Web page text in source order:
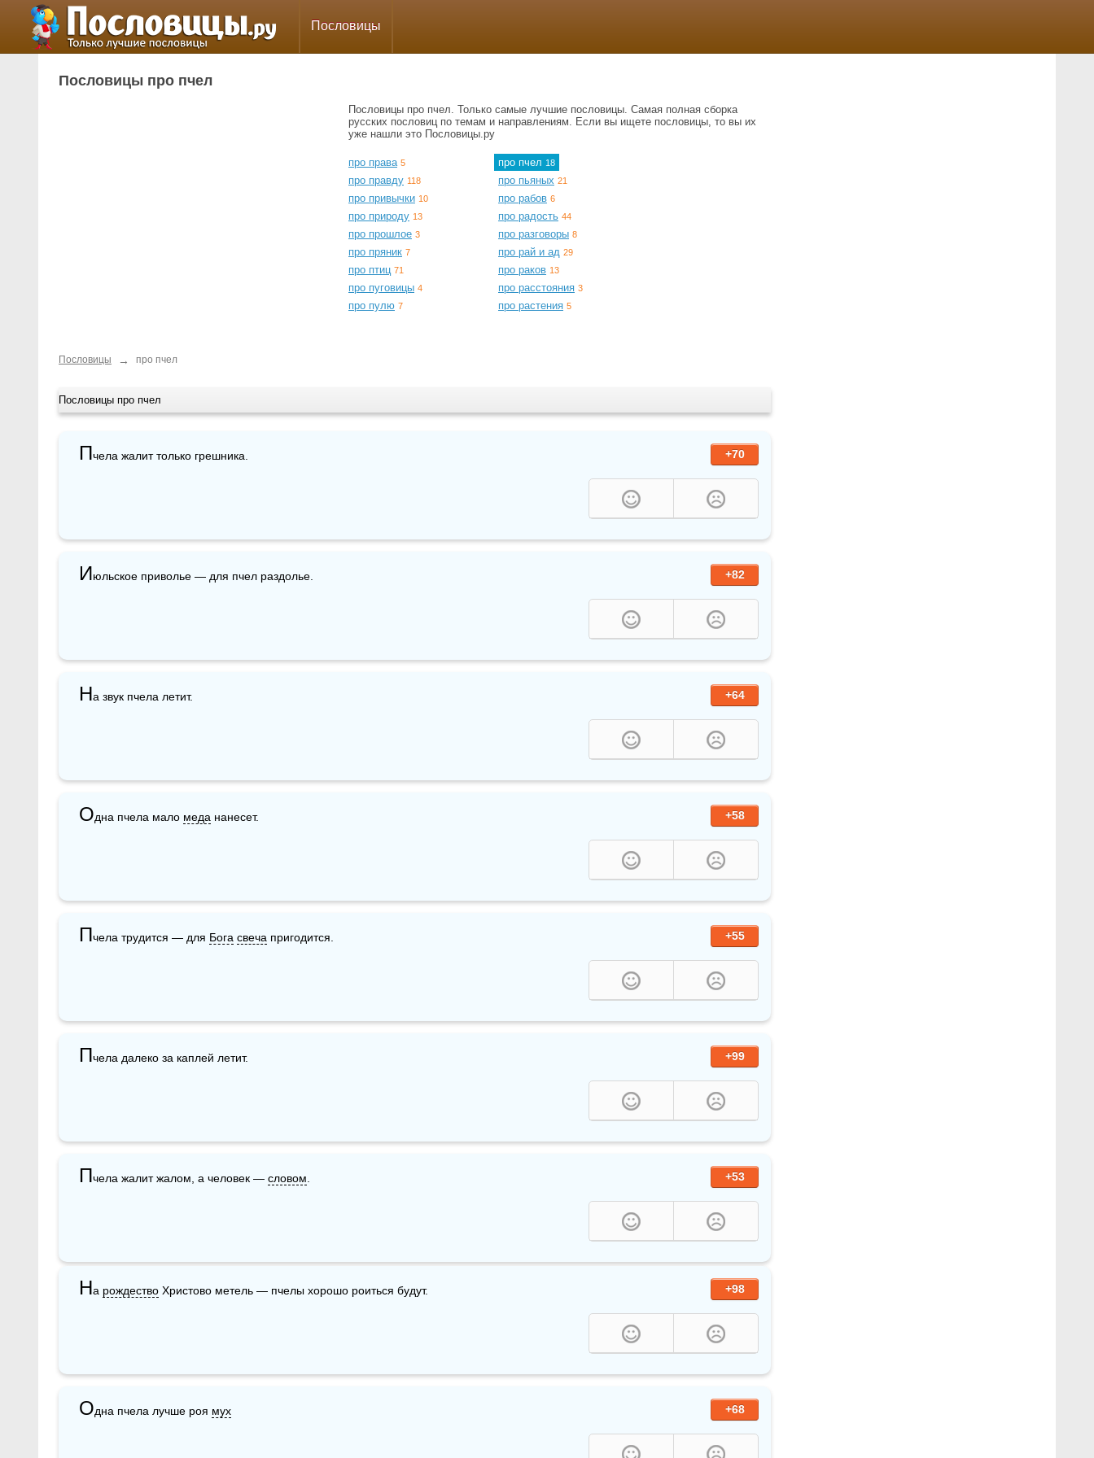
Пословицы
Пословицы про пчел
Пословицы про пчел. Только самые лучшие пословицы. Самая полная сборка
русских пословиц по темам и направлениям. Если вы ищете пословицы, то вы их
уже нашли это Пословицы.ру
про права 5
про правду 118
про привычки 10
про природу 13
про прошлое 3
про пряник 7
про птиц 71
про пуговицы 4
про пулю 7
про пчел 18
про пьяных 21
про рабов 6
про радость 44
про разговоры 8
про рай и ад 29
про раков 13
про расстояния 3
про растения 5
Пословицы → про пчел
Пословицы про пчел
+70
Пчела жалит только грешника.
+82
Июльское приволье — для пчел раздолье.
+64
На звук пчела летит.
+58
Одна пчела мало меда нанесет.
+55
Пчела трудится — для Бога свеча пригодится.
+99
Пчела далеко за каплей летит.
+53
Пчела жалит жалом, а человек — словом
+98
На рождество Христово метель — пчелы хорошо роиться будут.
+68
Одна пчела лучше роя мух